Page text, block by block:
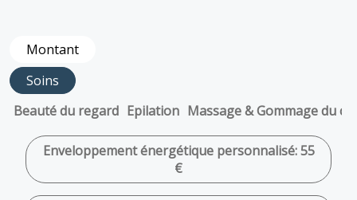
Montant
Soins
Beauté du regard Epilation Massage & Gommage du
Enveloppement énergétique personnalisé: 55
€